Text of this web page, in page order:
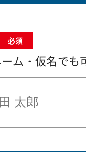
必須
ム・仮名でも